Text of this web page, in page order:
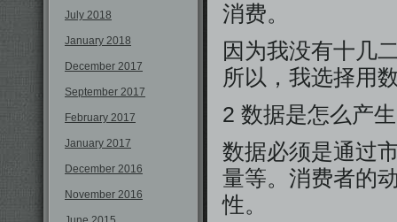
July 2018
January 2018
December 2017
September 2017
February 2017
January 2017
December 2016
November 2016
消费。
因为我没有十几
所以，我选择用
2 数据是怎么产
数据必须是通过
量等。消费者的
性。